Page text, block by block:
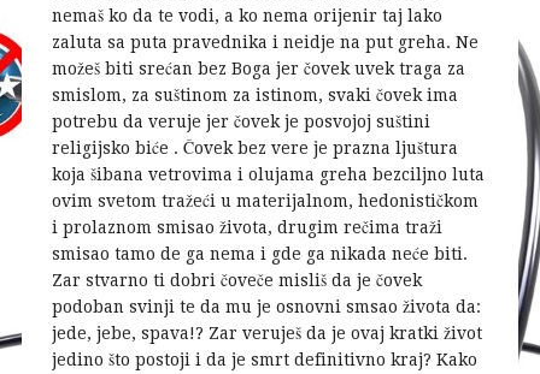
nemaš ko da te vodi, a ko nema orijenir taj lako
zaluta sa puta pravednika i neidje na put greha. Ne
možeš biti srećan bez Boga jer čovek uvek traga za
smislom, za suštinom za istinom, svaki čovek ima
potrebu da veruje jer čovek je posvojoj suštini
religijsko biće . Čovek bez vere je prazna ljuštura
koja šibana vetrovima i olujama greha bezciljno luta
ovim svetom tražeći u materijalnom, hedonističkom
i prolaznom smisao života, drugim rečima traži
smisao tamo de ga nema i gde ga nikada neće biti.
Zar stvarno ti dobri čoveče misliš da je čovek
podoban svinji te da mu je osnovni smsao života da:
jede, jebe, spava!? Zar veruješ da je ovaj kratki život
jedino što postoji i da je smrt definitivno kraj? Kako